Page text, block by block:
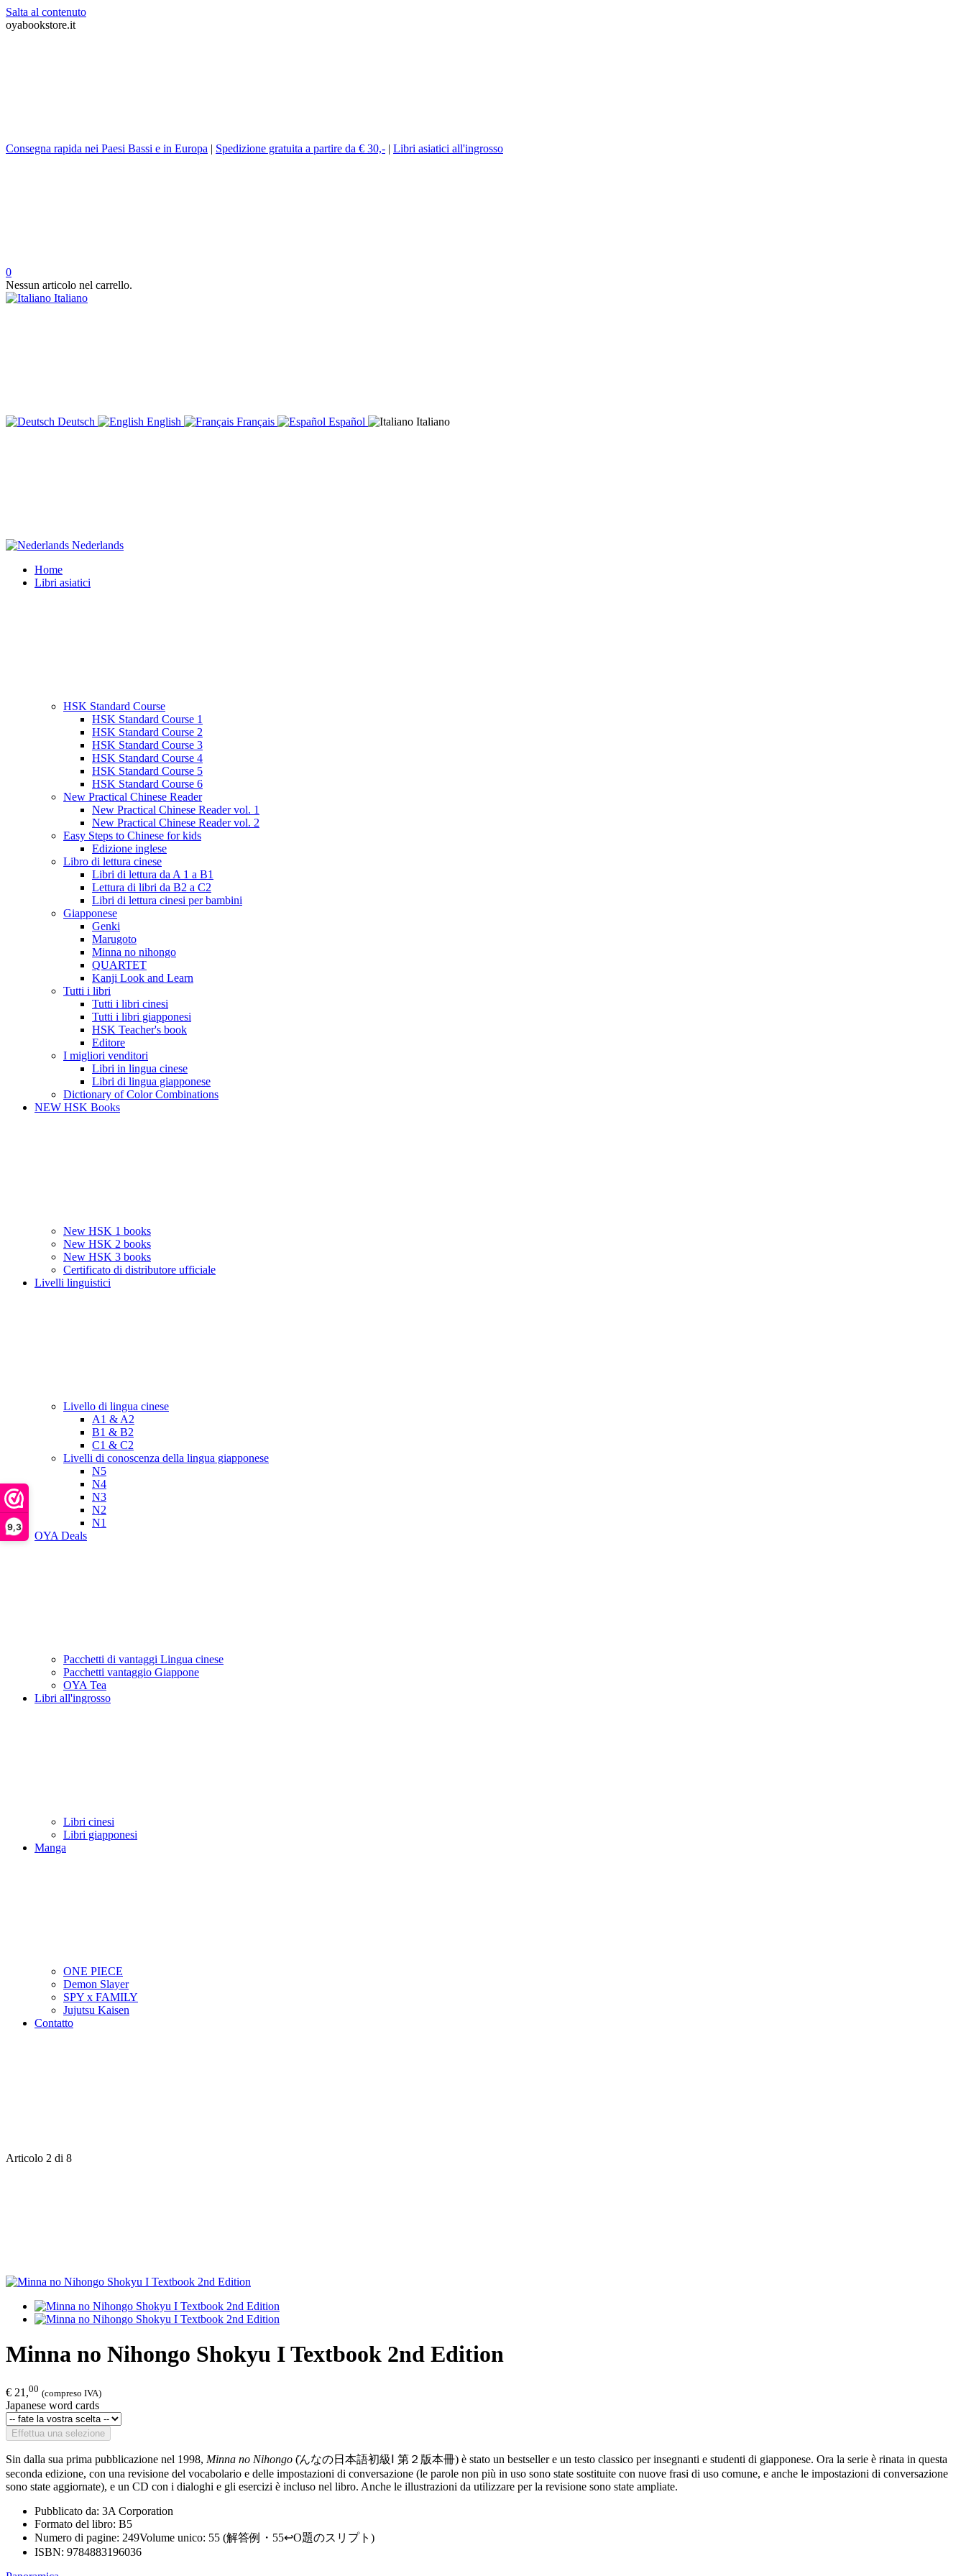
9,3
Salta al contenuto
oyabookstore.it
Consegna rapida nei Paesi Bassi e in Europa | Spedizione gratuita a partire da € 30,- | Libri asiatici all'ingrosso
0
Nessun articolo nel carrello.
Italiano
Deutsch English Français Español Italiano
Nederlands
Home
Libri asiatici
HSK Standard Course
HSK Standard Course 1
HSK Standard Course 2
HSK Standard Course 3
HSK Standard Course 4
HSK Standard Course 5
HSK Standard Course 6
New Practical Chinese Reader
New Practical Chinese Reader vol. 1
New Practical Chinese Reader vol. 2
Easy Steps to Chinese for kids
Edizione inglese
Libro di lettura cinese
Libri di lettura da A 1 a B1
Lettura di libri da B2 a C2
Libri di lettura cinesi per bambini
Giapponese
Genki
Marugoto
Minna no nihongo
QUARTET
Kanji Look and Learn
Tutti i libri
Tutti i libri cinesi
Tutti i libri giapponesi
HSK Teacher's book
Editore
I migliori venditori
Libri in lingua cinese
Libri di lingua giapponese
Dictionary of Color Combinations
NEW HSK Books
New HSK 1 books
New HSK 2 books
New HSK 3 books
Certificato di distributore ufficiale
Livelli linguistici
Livello di lingua cinese
A1 & A2
B1 & B2
C1 & C2
Livelli di conoscenza della lingua giapponese
N5
N4
N3
N2
N1
OYA Deals
Pacchetti di vantaggi Lingua cinese
Pacchetti vantaggio Giappone
OYA Tea
Libri all'ingrosso
Libri cinesi
Libri giapponesi
Manga
ONE PIECE
Demon Slayer
SPY x FAMILY
Jujutsu Kaisen
Contatto
Articolo 2 di 8
Minna no Nihongo Shokyu I Textbook 2nd Edition
€ 21,00 (compreso IVA)
Japanese word cards
Effettua una selezione
Sin dalla sua prima pubblicazione nel 1998, Minna no Nihongo (̏んなの日本語初級Ⅰ 第２版本冊) è stato un bestseller e un testo classico per insegnanti e studenti di giapponese. Ora la serie è rinata in questa
seconda edizione, con una revisione del vocabolario e delle impostazioni di conversazione (le parole non più in uso sono state sostituite con nuove frasi di uso comune, e anche le impostazioni di conversazione
sono state aggiornate), e un CD con i dialoghi e gli esercizi è incluso nel libro. Anche le illustrazioni da utilizzare per la revisione sono state ampliate.
Pubblicato da: 3A Corporation
Formato del libro: B5
Numero di pagine: 249Volume unico: 55 (解答例・55↩O題のスリプト)
ISBN: 9784883196036